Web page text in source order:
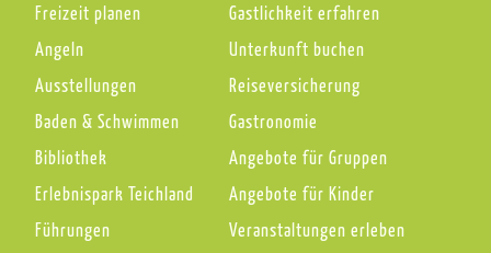
Freizeit planen
Angeln
Ausstellungen
Baden & Schwimmen
Bibliothek
Erlebnispark Teichland
Führungen
Gastlichkeit erfahren
Unterkunft buchen
Reiseversicherung
Gastronomie
Angebote für Gruppen
Angebote für Kinder
Veranstaltungen erleben